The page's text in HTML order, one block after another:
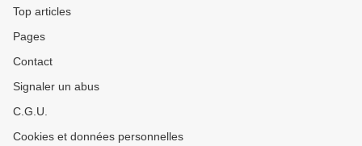
Top articles
Pages
Contact
Signaler un abus
C.G.U.
Cookies et données personnelles